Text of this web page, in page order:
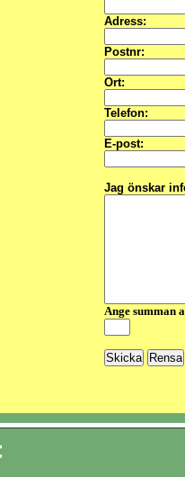
Adress:
Postnr:
Ort:
Telefon:
E-post:
Jag önskar
Ange summan